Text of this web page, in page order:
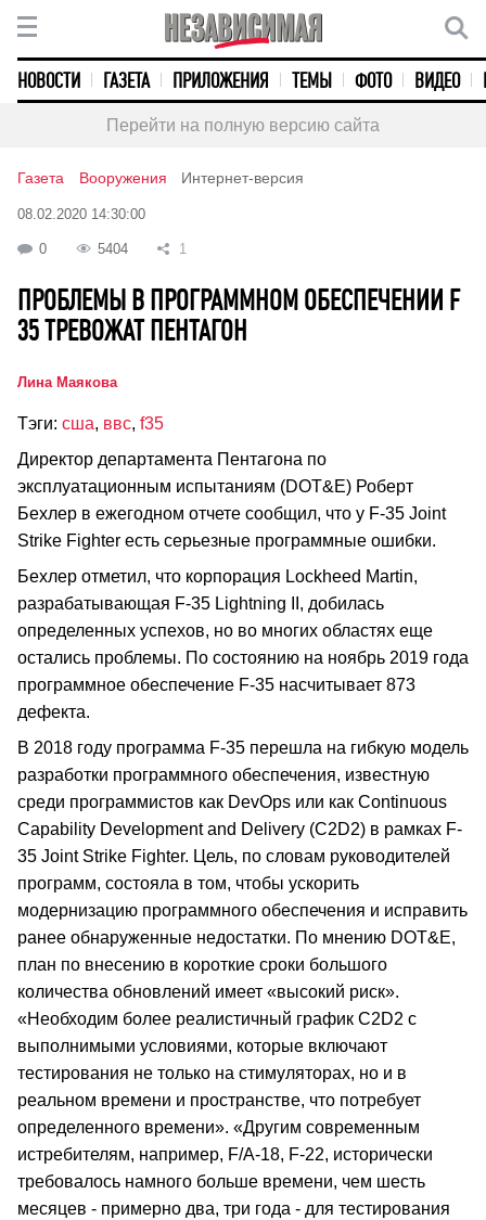
НОВОСТИ ГАЗЕТА ПРИЛОЖЕНИЯ ТЕМЫ ФОТО ВИДЕО
Перейти на полную версию сайта
Газета Вооружения Интернет-версия
08.02.2020 14:30:00
0 5404 1
ПРОБЛЕМЫ В ПРОГРАММНОМ ОБЕСПЕЧЕНИИ F
35 ТРЕВОЖАТ ПЕНТАГОН
Лина Маякова
Тэги: сша, ввс, f35
Директор департамента Пентагона по
эксплуатационным испытаниям (DOT&E) Роберт
Бехлер в ежегодном отчете сообщил, что у F-35 Joint
Strike Fighter есть серьезные программные ошибки.
Бехлер отметил, что корпорация Lockheed Martin,
разрабатывающая F-35 Lightning II, добилась
определенных успехов, но во многих областях еще
остались проблемы. По состоянию на ноябрь 2019 года
программное обеспечение F-35 насчитывает 873
дефекта.
В 2018 году программа F-35 перешла на гибкую модель
разработки программного обеспечения, известную
среди программистов как DevOps или как Continuous
Capability Development and Delivery (C2D2) в рамках F-
35 Joint Strike Fighter. Цель, по словам руководителей
программ, состояла в том, чтобы ускорить
модернизацию программного обеспечения и исправить
ранее обнаруженные недостатки. По мнению DOT&E,
план по внесению в короткие сроки большого
количества обновлений имеет «высокий риск».
«Необходим более реалистичный график C2D2 с
выполнимыми условиями, которые включают
тестирования не только на стимуляторах, но и в
реальном времени и пространстве, что потребует
определенного времени». «Другим современным
истребителям, например, F/A-18, F-22, исторически
требовалось намного больше времени, чем шесть
месяцев - примерно два, три года - для тестирования